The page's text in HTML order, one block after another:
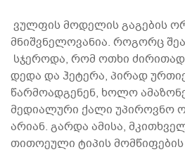
ვულფის მოდელის გაგების
მნიშვნელოვანია. როგორც
სჯეროდა, რომ ოთხი
დედა და ჰეტერა, პირად
წარმოადგენენ, ხოლო
მედიალური ქალი უპიროვნო
არიან. გარდა ამისა,
თითოეული ტიპის